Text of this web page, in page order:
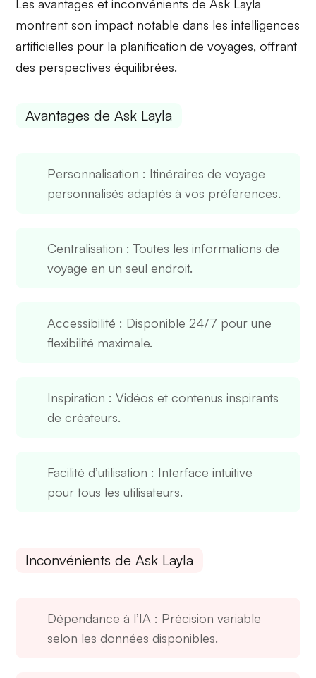
Les avantages et inconvénients de Ask Layla
montrent son impact notable dans les intelligences
artificielles pour la planification de voyages, offrant
des perspectives équilibrées.
Avantages de Ask Layla
Personnalisation : Itinéraires de voyage
personnalisés adaptés à vos préférences.
Centralisation : Toutes les informations de
voyage en un seul endroit.
Accessibilité : Disponible 24/7 pour une
flexibilité maximale.
Inspiration : Vidéos et contenus inspirants
de créateurs.
Facilité d’utilisation : Interface intuitive
pour tous les utilisateurs.
Inconvénients de Ask Layla
Dépendance à l’IA : Précision variable
selon les données disponibles.